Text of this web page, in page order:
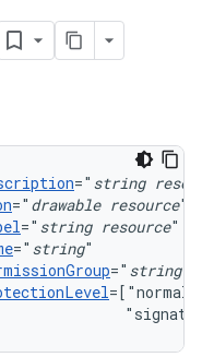
=" string
=" drawable resource
=" string resource
=" string
=" string
=["normal"